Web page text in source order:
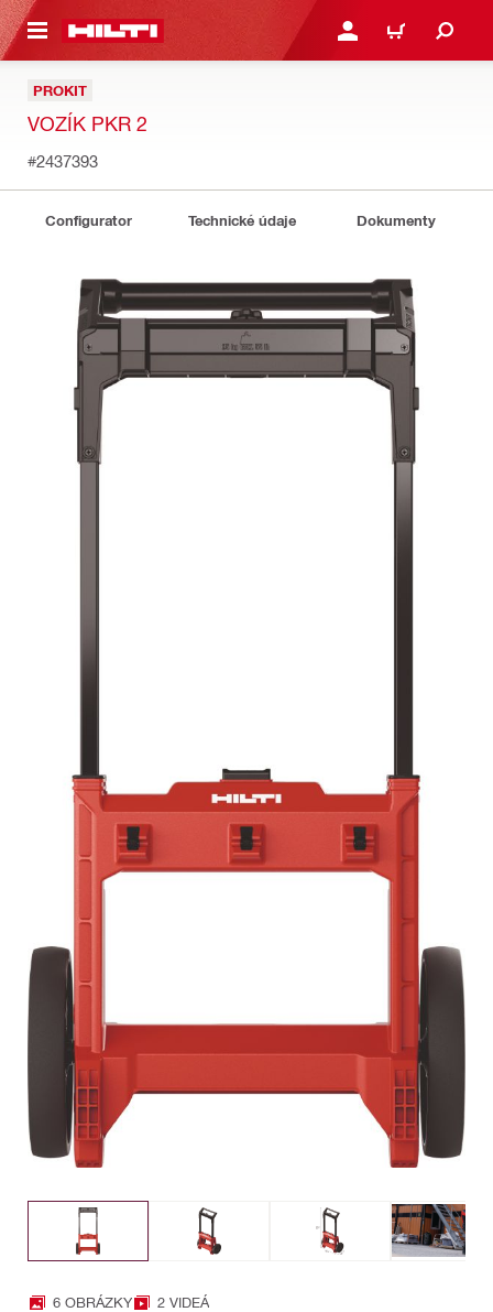
HLAVNÝ OBSAH PRIHLÁSIŤ ALEBO
KOŠÍK
PROKIT
VOZÍK PKR 2
#2437393
Configurator Technické údaje Dokumenty
6 OBRÁZKY 2 VIDEÁ